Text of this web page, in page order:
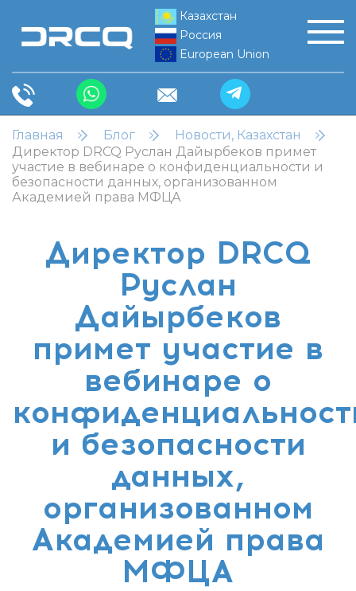
Казахстан
Россия
European Union
Главная Блог
Новости, Казахстан
Директор DRCQ Руслан Дайырбеков примет
участие в вебинаре о конфиденциальности и
безопасности данных, организованном
Академией права МФЦА
Директор DRCQ
Руслан
Дайырбеков
примет участие в
вебинаре о
и безопасности
данных,
организованном
Академией права
МФЦА